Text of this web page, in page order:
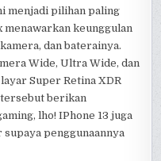
menjadi pilihan paling
menawarkan keunggulan
dan baterainya.
Wide, Ultra Wide, dan
Super Retina XDR
berikan
lho! IPhone 13 juga
penggunaannya